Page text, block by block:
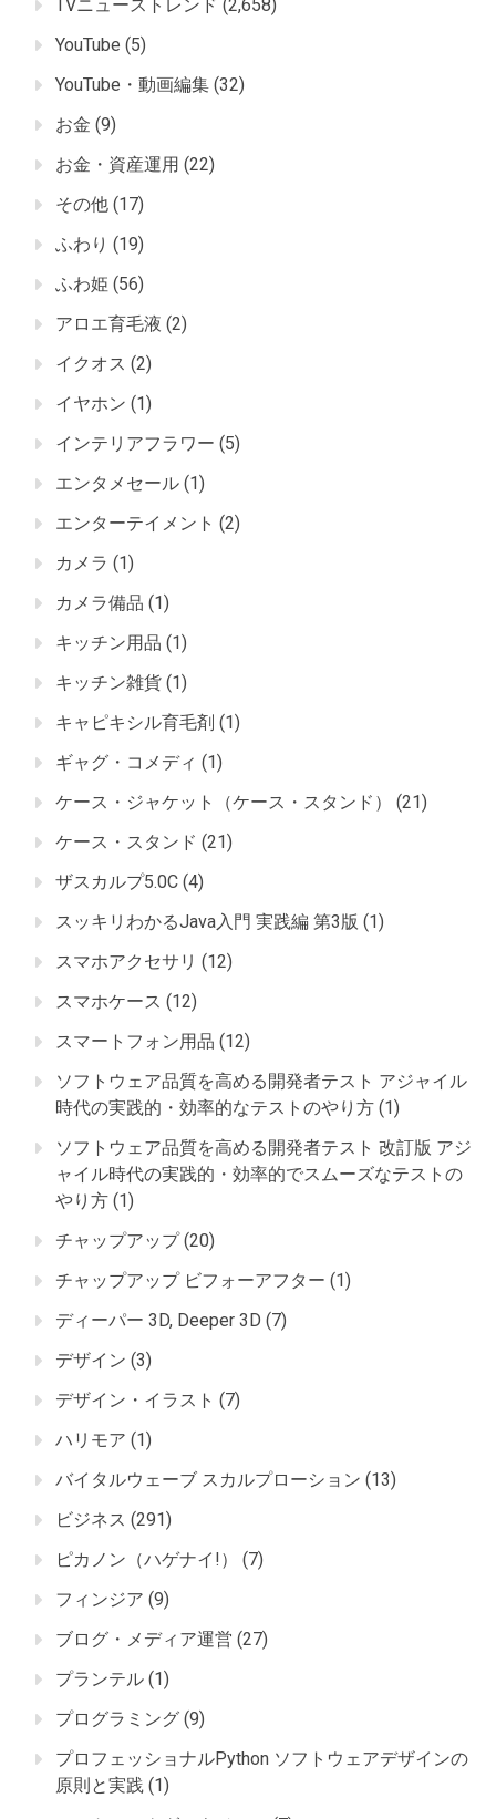
TVニューストレンド (2,658)
YouTube (5)
YouTube・動画編集 (32)
お金 (9)
お金・資産運用 (22)
その他 (17)
ふわり (19)
ふわ姫 (56)
アロエ育毛液 (2)
イクオス (2)
イヤホン (1)
インテリアフラワー (5)
エンタメセール (1)
エンターテイメント (2)
カメラ (1)
カメラ備品 (1)
キッチン用品 (1)
キッチン雑貨 (1)
キャピキシル育毛剤 (1)
ギャグ・コメディ (1)
ケース・ジャケット（ケース・スタンド）
(21)
ケース・スタンド (21)
ザスカルプ5.0C (4)
スッキリわかるJava入門 実践編 第3版 (1)
スマホアクセサリ (12)
スマホケース (12)
スマートフォン用品 (12)
ソフトウェア品質を高める開発者テスト アジャイル
時代の実践的・効率的なテストのやり方 (1)
ソフトウェア品質を高める開発者テスト 改訂版 アジ
ャイル時代の実践的・効率的でスムーズなテストの
やり方 (1)
チャップアップ(20)
チャップアップ ビフォーアフター (1)
ディーパー 3D, Deeper 3D (7)
デザイン (3)
デザイン・イラスト (7)
ハリモア (1)
バイタルウェーブ スカルプローション (13)
ビジネス (291)
ピカノン（ハゲナイ!）
(7)
フィンジア (9)
ブログ・メディア運営 (27)
プランテル (1)
プログラミング (9)
プロフェッショナルPython ソフトウェアデザインの
原則と実践 (1)